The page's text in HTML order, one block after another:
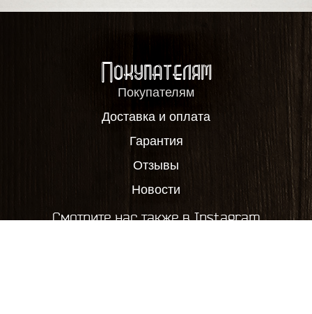
Покупателям
Покупателям
Доставка и оплата
Гарантия
Отзывы
Новости
Смотрите нас также в Instagram